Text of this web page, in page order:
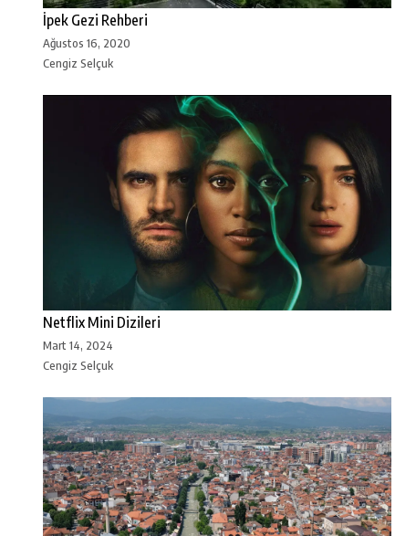
İpek Gezi Rehberi
Ağustos 16, 2020
Cengiz Selçuk
Netflix Mini Dizileri
Mart 14, 2024
Cengiz Selçuk